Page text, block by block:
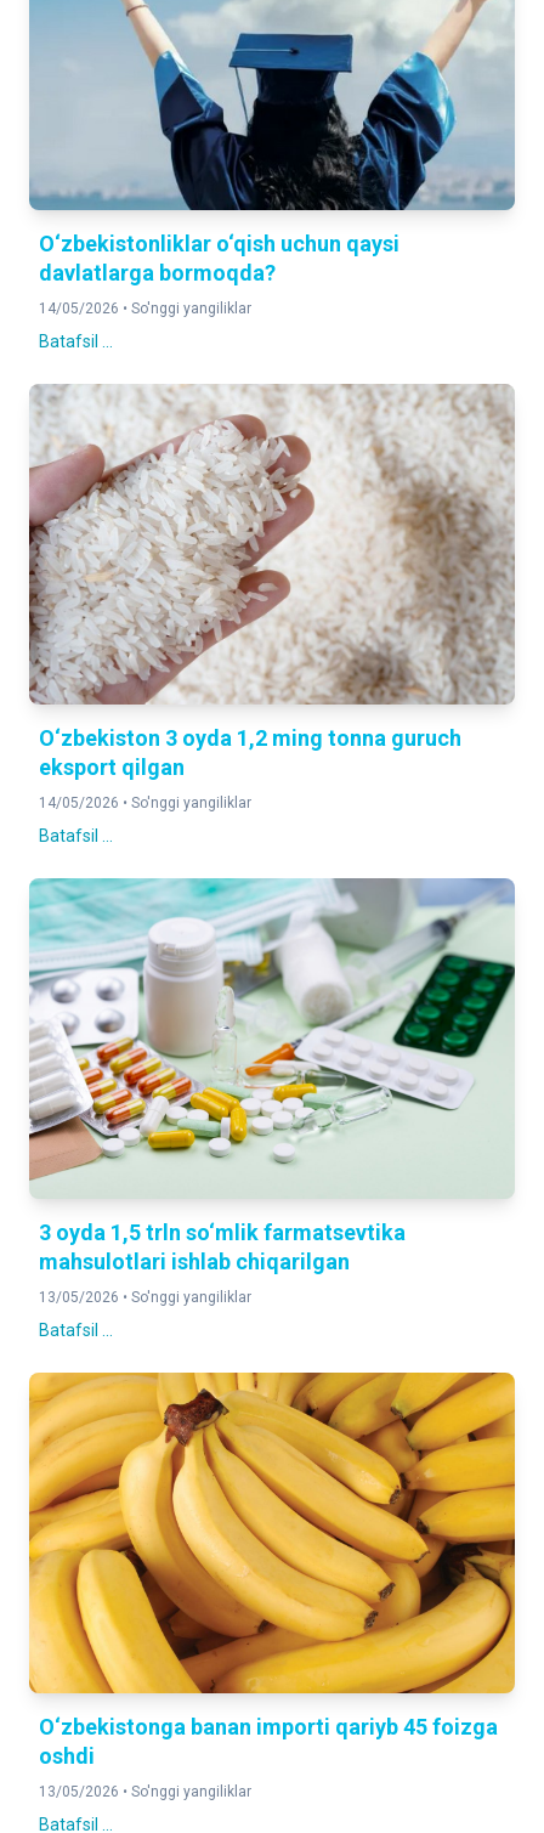
O‘zbekistonliklar o‘qish uchun qaysi
davlatlarga bormoqda?
14/05/2026 • So'nggi yangiliklar
Batafsil ...
O‘zbekiston 3 oyda 1,2 ming tonna guruch
eksport qilgan
14/05/2026 • So'nggi yangiliklar
Batafsil ...
3 oyda 1,5 trln so‘mlik farmatsevtika
mahsulotlari ishlab chiqarilgan
13/05/2026 • So'nggi yangiliklar
Batafsil ...
O‘zbekistonga banan importi qariyb 45 foizga
oshdi
13/05/2026 • So'nggi yangiliklar
Batafsil ...